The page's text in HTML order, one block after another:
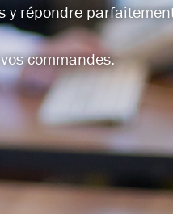
y répondre
commandes.